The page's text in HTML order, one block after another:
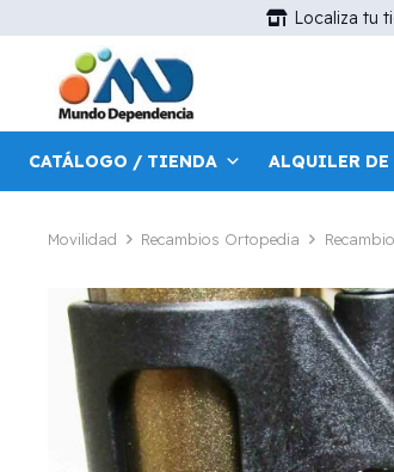
Localiza tu
CATÁLOGO / TIENDA ALQUILER DE
Movilidad Recambios Ortopedia